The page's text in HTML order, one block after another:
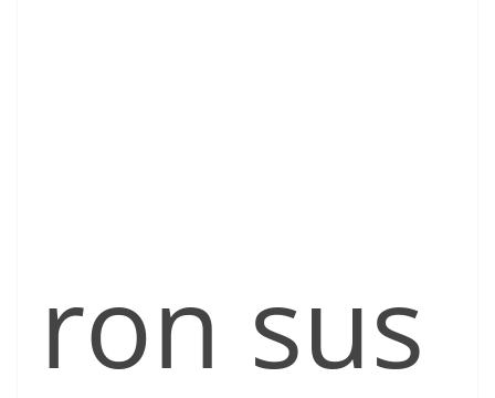
ron sus